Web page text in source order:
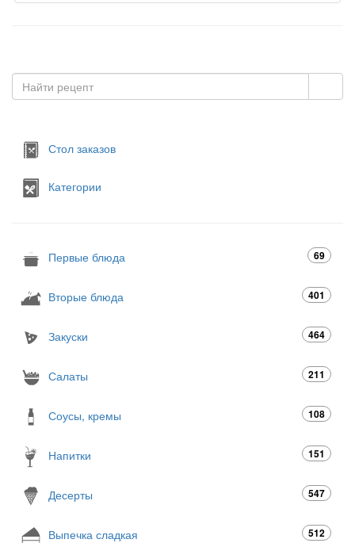
Стол заказов
Категории
Первые блюда 69
Вторые блюда 401
Закуски 464
Салаты 211
Соусы, кремы 108
Напитки 151
Десерты 547
Выпечка сладкая 512